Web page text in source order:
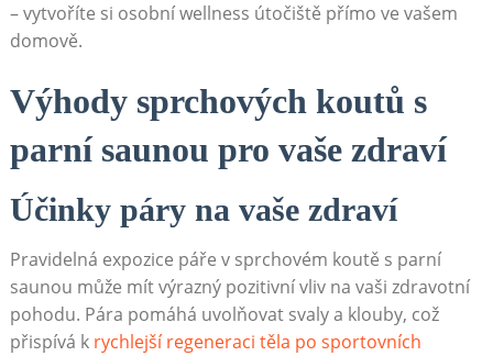
– vytvoříte si osobní wellness útočiště přímo ve vašem
domově.
Výhody sprchových koutů s
parní saunou pro vaše zdraví
Účinky páry na vaše zdraví
Pravidelná expozice páře v sprchovém koutě s parní
saunou může mít výrazný pozitivní vliv na vaši zdravotní
pohodu. Pára pomáhá uvolňovat svaly a klouby, což
přispívá k rychlejší regeneraci těla po sportovních